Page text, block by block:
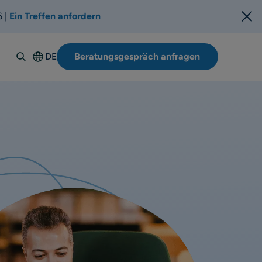
| Ein Treffen anfordern
DE
English
Svenska
Norsk
Dansk
Polski
Português-
BR
Beratungsgespräch anfragen